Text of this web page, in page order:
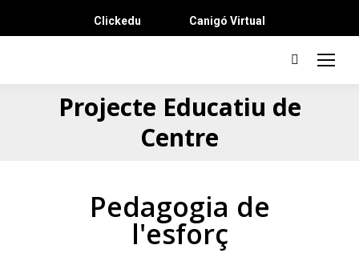
Clickedu Canigó Virtual
Projecte Educatiu de
Centre
Pedagogia de
l'esforç